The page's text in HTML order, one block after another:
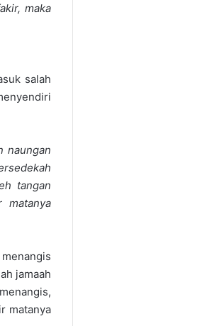
maka
salah
naungan
tangan
matanya
jamaah
matanya